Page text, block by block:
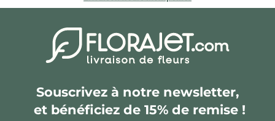
Souscrivez à notre newsletter,
et bénéficiez de 15% de remise !